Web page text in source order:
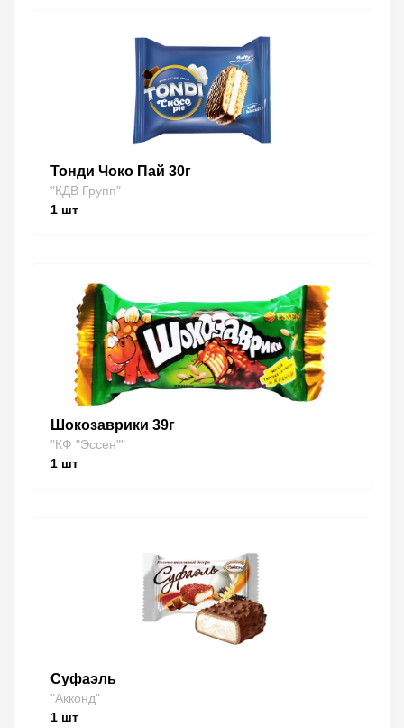
Тонди Чоко Пай 30г
"КДВ Групп"
1 шт
Шокозаврики 39г
"КФ "Эссен""
1 шт
Суфаэль
"Акконд"
1 шт